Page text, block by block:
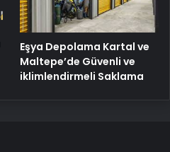
Eşya Depolama Kartal ve
Maltepe’de Güvenli ve
iklimlendirmeli Saklama